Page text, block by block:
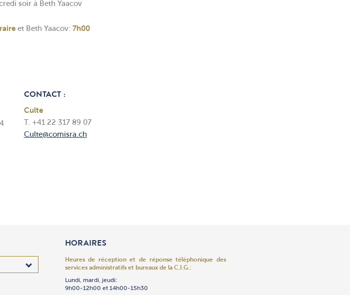
soir à Beth Yaacov
et Beth Yaacov: 7h00
CONTACT :
Culte
T. +41 22 317 89 07
Culte@comisra.ch
Adhésion
Administration des biens
Bibliothèque
Centre des jeunes
Cimetière de Veyrier
Communication et évènements
Comptabilité
Culte
Culture
Gan Yeladim Jardin d’enfants «Edmundo Safdié»
Oulpan
Patrimoine
Restaurant
Secrétariat Général
Sécurité
Service Social
Synagogue Beth Yaacov
Synagogue Avenue Dumas
Talmud Torah
Traiteur « Le Jardin »
HORAIRES
Heures de réception et de réponse téléphonique des
services administratifs et bureaux de la C.I.G.:
Lundi, mardi, jeudi:
9h00-12h00 et 14h00-15h30